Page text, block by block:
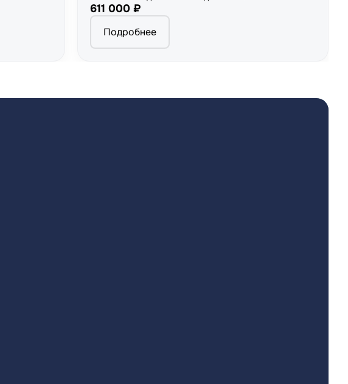
611 000 ₽
Подробнее